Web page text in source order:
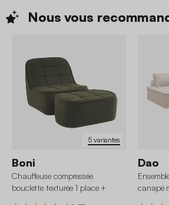
Nous vous
5 variantes
Boni
Chauffeuse compressée
bouclette texturée 1 place +
Dao
canapé